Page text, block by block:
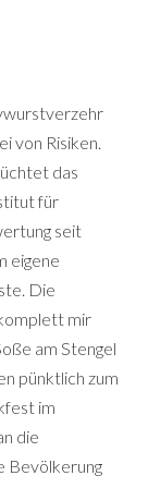
von Risiken.
das
für
seit
eigene
Die
mir
am Stengel
pünktlich zum
im
die
Bevölkerung